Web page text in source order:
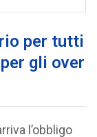
per tutti
gli over
l’obbligo